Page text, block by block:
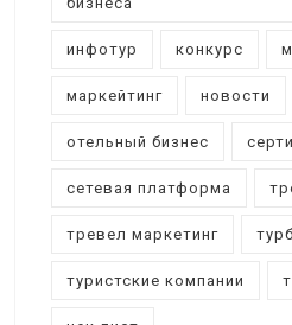
инфотур конкурс
маркейтинг новости
отельный бизнес
сетевая платформа
тревел маркетинг
туристские компании